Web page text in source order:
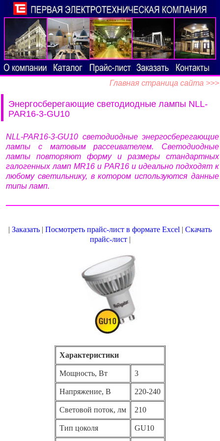
Главная страница сайта >>>
Энергосберегающие светодиодные лампы NLL-
PAR16-3-GU10
NLL-PAR16-3-GU10 светодиодные энергосберегающие
лампы с матовым рассеивателем. Светодиодные
лампы повторяют форму и размеры стандартных
галогенных ламп MR16 и PAR16 и идеально подходят к
любому светильнику, в котором используются данные
типы ламп.
| Заказать | Посмотреть прайс-лист в формате Excel | Скачать
прайс-лист|
Характеристики
Мощность, Вт 3
Напряжение, В 220-240
Световой поток, лм 210
Тип цоколя GU10